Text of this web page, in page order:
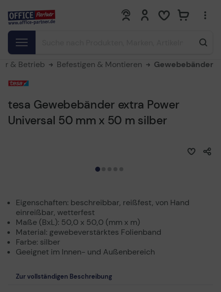
0 0
& Betrieb Befestigen & Montieren Gewebebänder
tesa Gewebebänder extra Power
Universal 50 mm x 50 m silber
Eigenschaften: beschreibbar, reißfest, von Hand
einreißbar, wetterfest
Maße (BxL): 50,0 x 50,0 (mm x m)
Material: gewebeverstärktes Folienband
Farbe: silber
Geeignet im Innen- und Außenbereich
Zur vollständigen Beschreibung